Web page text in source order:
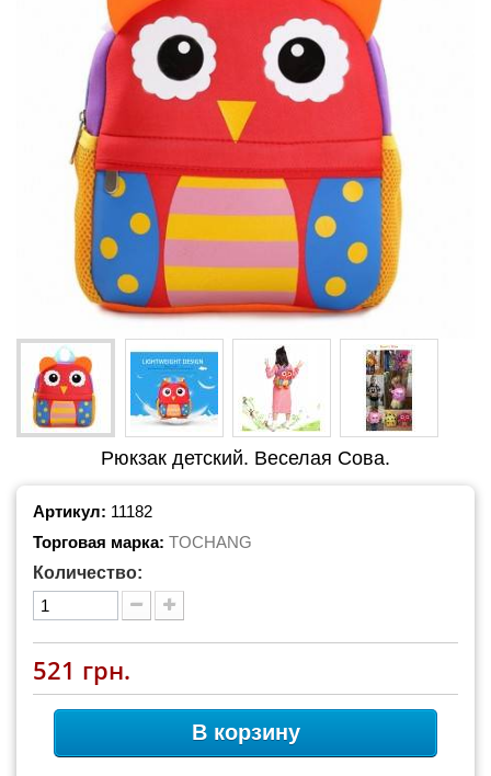
Рюкзак детский. Веселая Сова.
Артикул: 11182
Торговая марка: TOCHANG
Количество:
521 грн.
В корзину